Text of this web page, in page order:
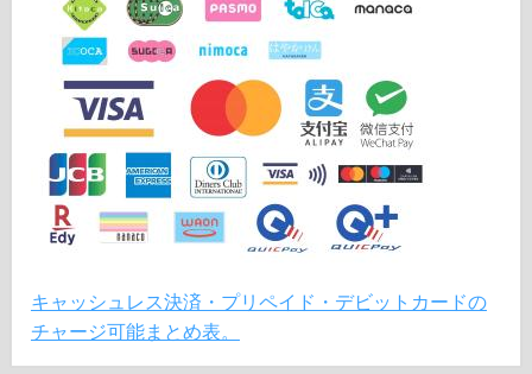
キャッシュレス決済・プリペイド・デビットカードの
チャージ可能まとめ表。